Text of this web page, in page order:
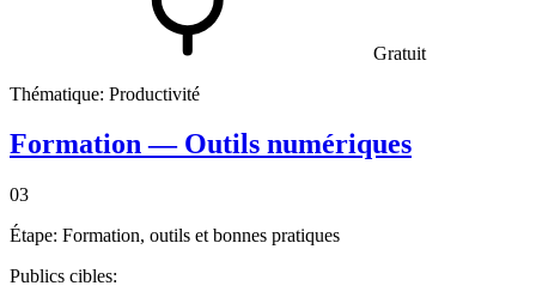
Gratuit
Thématique: Productivité
Formation — Outils numériques
03
Étape: Formation, outils et bonnes pratiques
Publics cibles: